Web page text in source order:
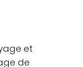
et
de